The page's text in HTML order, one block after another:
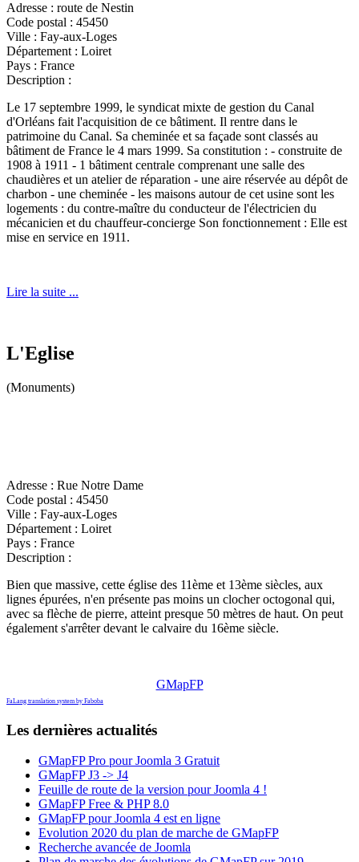
Adresse : route de Nestin
Code postal : 45450
Ville : Fay-aux-Loges
Département : Loiret
Pays : France
Description :
Le 17 septembre 1999, le syndicat mixte de gestion du Canal
d'Orléans fait l'acquisition de ce bâtiment. Il rentre dans le
patrimoine du Canal. Sa cheminée et sa façade sont classés au
bâtiment de France le 4 mars 1999. Sa constitution : - construite de
1908 à 1911 - 1 bâtiment centrale comprenant une salle des
chaudières et un atelier de réparation - une aire réservée au dépôt de
charbon - une cheminée - les maisons autour de cet usine sont les
logements : du contre-maître du conducteur de l'électricien du
mécanicien et du chauffeur-concierge Son fonctionnement : Elle est
mise en service en 1911.
Lire la suite ...
L'Eglise
(Monuments)
Adresse : Rue Notre Dame
Code postal : 45450
Ville : Fay-aux-Loges
Département : Loiret
Pays : France
Description :
Bien que massive, cette église des 11ème et 13ème siècles, aux
lignes épurées, n'en présente pas moins un clocher octogonal qui,
avec sa flèche de pierre, atteint presque 50 mètres de haut. On peut
également s'arrêter devant le calvaire du 16ème siècle.
GMapFP
FaLang translation system by Faboba
Les dernières actualités
GMapFP Pro pour Joomla 3 Gratuit
GMapFP J3 -> J4
Feuille de route de la version pour Joomla 4 !
GMapFP Free & PHP 8.0
GMapFP pour Joomla 4 est en ligne
Evolution 2020 du plan de marche de GMapFP
Recherche avancée de Joomla